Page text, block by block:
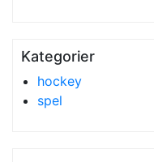
Kategorier
hockey
spel